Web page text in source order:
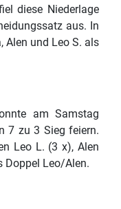
diese Niederlage
aus. In
Alen und Leo S. als
am Samstag
7 zu 3 Sieg feiern.
Leo L. (3 x), Alen
Doppel Leo/Alen.